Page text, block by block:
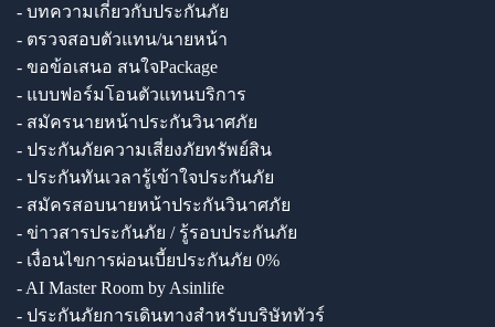
- บทความเกี่ยวกับประกันภัย
- ตรวจสอบตัวแทน/นายหน้า
- ขอข้อเสนอ สนใจPackage
- แบบฟอร์มโอนตัวแทนบริการ
- สมัครนายหน้าประกันวินาศภัย
- ประกันภัยความเสี่ยงภัยทรัพย์สิน
- ประกันทันเวลารู้เข้าใจประกันภัย
- สมัครสอบนายหน้าประกันวินาศภัย
- ข่าวสารประกันภัย / รู้รอบประกันภัย
- เงื่อนไขการผ่อนเบี้ยประกันภัย 0%
- AI Master Room by Asinlife
- ประกันภัยการเดินทางสำหรับบริษัททัวร์